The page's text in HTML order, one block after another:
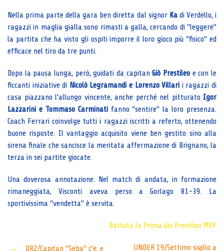
Nella prima parte della gara ben diretta dal signor Kadi Verdello, i
ragazzi in maglia gialla sono rimasti a galla, cercando di “leggere”
la partita che ha visto gli ospiti imporre il loro gioco più “fisico” ed
efficace nel tiro da tre punti.
Dopo la pausa lunga, però, guidati da capitanGiò Prestileo e con le
ficcanti iniziative di Nicolò Legramandi e Lorenzo Villari i ragazzi di
casa piazzano l’allungo vincente, anche perché nel pitturato Igor
Lazzarini e Tommaso Carminatifanno “sentire” la loro presenza.
Coach Ferrari coinvolge tutti i ragazzi iscritti a referto, ottenendo
buone risposte. Il vantaggio acquisito viene ben gestito sino alla
sirena finale che sancisce la meritata affermazione di Brignano, la
terza in sei partite giocate.
Una doverosa annotazione. Nel match di andata, in formazione
rimaneggiata, Visconti aveva perso a Gorlago 81-39. La
sportivissima “vendetta” è servita.
Battuta la Prima Gio Prestileo MVP
←
DR2/Capitan “Seba” c’è: e
UNDER 19/Settimo sigillo a